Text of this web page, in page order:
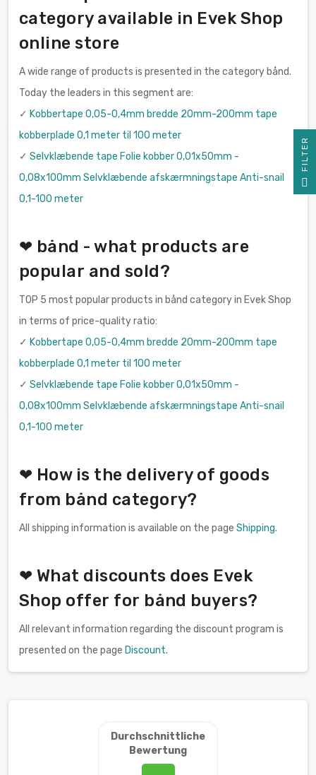
category available in Evek Shop
online store
A wide range of products is presented in the category bånd.
Today the leaders in this segment are:
✓ Kobbertape 0,05-0,4mm bredde 20mm-200mm tape
kobberplade 0,1 meter til 100 meter
✓ Selvklæbende tape Folie kobber 0,01x50mm -
0,08x100mm Selvklæbende afskærmningstape Anti-snail
0,1-100 meter
❤ bånd - what products are
popular and sold?
TOP 5 most popular products in bånd category in Evek Shop
in terms of price-quality ratio:
✓ Kobbertape 0,05-0,4mm bredde 20mm-200mm tape
kobberplade 0,1 meter til 100 meter
✓ Selvklæbende tape Folie kobber 0,01x50mm -
0,08x100mm Selvklæbende afskærmningstape Anti-snail
0,1-100 meter
❤ How is the delivery of goods
from bånd category?
All shipping information is available on the page Shipping.
❤ What discounts does Evek
Shop offer for bånd buyers?
All relevant information regarding the discount program is
presented on the page Discount.
Durchschnittliche
Bewertung
R